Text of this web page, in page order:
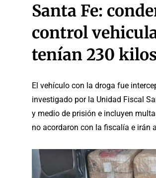
Santa Fe:
control
tenían 230
El vehículo con la droga fue
investigado por la Unidad Fiscal
y medio de prisión e incluyen
no acordaron con la fiscalía e irán